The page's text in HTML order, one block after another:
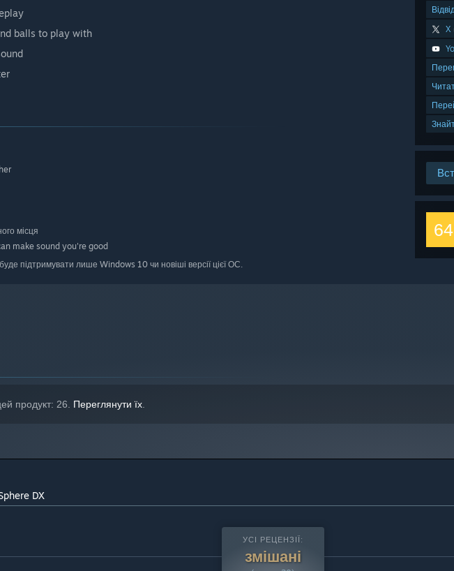
X
64
balls to play with
місця
make sound you're good
підтримувати лише Windows 10 чи новіші версії цієї ОС.
продукт: 26. Переглянути їх.
DX
УСІ РЕЦЕНЗІЇ:
змішані